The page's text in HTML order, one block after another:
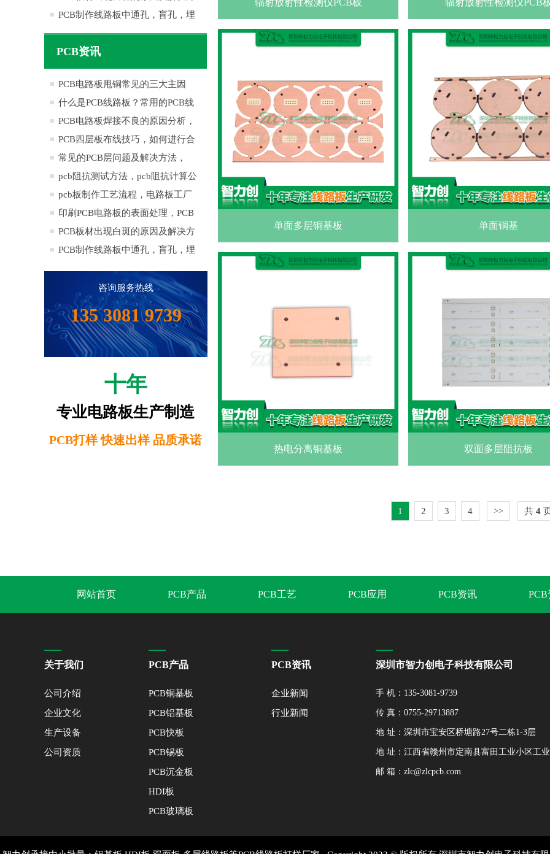
法，如何制造出高品质PCB线路板
PCB制作线路板中通孔，盲孔，埋
孔有什么区别
PCB资讯
PCB电路板甩铜常见的三大主因
什么是PCB线路板？常用的PCB线
路板有哪些材料？
PCB电路板焊接不良的原因分析，
会有哪些不良影响
PCB四层板布线技巧，如何进行合
理的PCB四层板布线呢？ ​
常见的PCB层问题及解决方法，
PCB层优化的实际应用
pcb阻抗测试方法，pcb阻抗计算公
式
pcb板制作工艺流程，电路板工厂
制造流程
印刷PCB电路板的表面处理，PCB
常用表面处理技术
PCB板材出现白斑的原因及解决方
法，如何制造出高品质PCB线路板
PCB制作线路板中通孔，盲孔，埋
咨询服务热线
135 3081 9739
十年
专业电路板生产制造
PCB打样 快速出样 品质承诺
辐射放射性检测仪PCB板 辐射放射性检测仪PCB
单面多层铜基板 单面铜基
热电分离铜基板 双面多层阻抗板
1 2 3 4 >> 共 4
网站首页 PCB产品 PCB工艺 PCB应用 PCB资讯 PCB
关于我们
公司介绍
企业文化
生产设备
公司资质
PCB产品
PCB铜基板
PCB铝基板
PCB快板
PCB锡板
PCB沉金板
HDI板
PCB玻璃板
PCB资讯
企业新闻
行业新闻
深圳市智力创电子科技有限公司
手 机：135-3081-9739
传 真：0755-29713887
地 址：深圳市宝安区桥塘路27号二栋1-3层
地 址：江西省赣州市定南县富田工业小区工
邮 箱：zlc@zlcpcb.com